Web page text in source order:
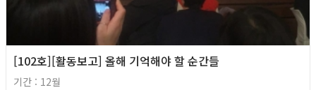
[102호][활동보고] 올해 기억해야 할 순간들
기간 : 12월